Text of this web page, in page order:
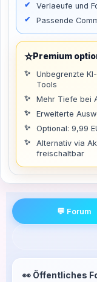
Verlaeufe und
Passende
⭐Premium
Unbegrenzte
Tools
Mehr Tiefe bei
Erweiterte
Optional: 9,99
Alternativ via
freischaltbar
💬 Forum
👀 Öffentliches